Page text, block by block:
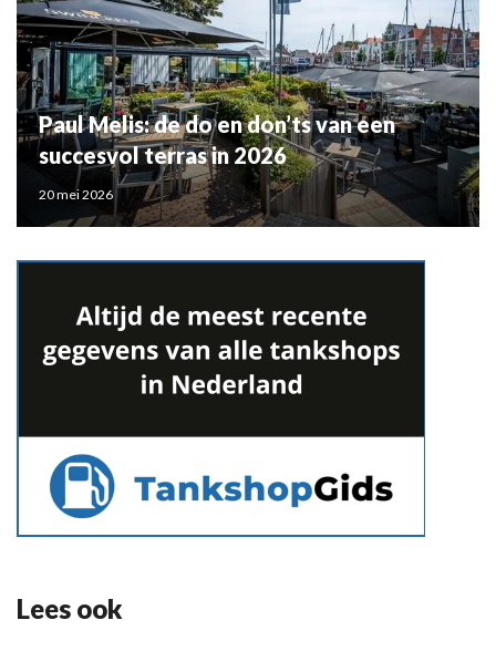
Paul Melis: de do en don’ts van een
succesvol terras in 2026
20 mei 2026
Lees ook